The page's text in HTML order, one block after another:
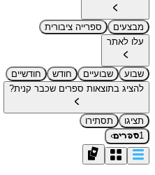
מבצעים
ספרייה ציבורית
עלו לאתר
שבוע שבועיים חודש
חודשיים
להציג בתוצאות ספרים שכבר קנית?
תציגו
תסתירו
1ספרים›